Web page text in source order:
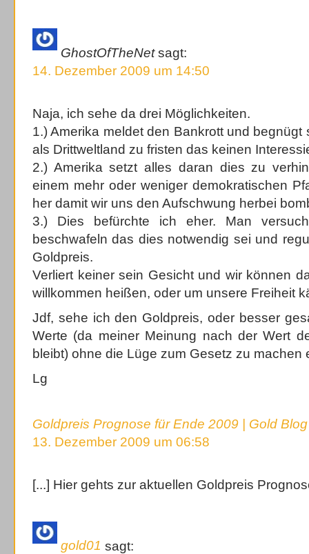
GhostOfTheNet sagt:
14. Dezember 2009 um 14:50
Naja, ich sehe da drei Möglichkeiten.
1.) Amerika meldet den Bankrott und begnügt
als Drittweltland zu fristen das keinen
2.) Amerika setzt alles daran dies zu
einem mehr oder weniger demokratischen
her damit wir uns den Aufschwung herbei
3.) Dies befürchte ich eher. Man
beschwafeln das dies notwendig sei und
Goldpreis.
Verliert keiner sein Gesicht und wir können
willkommen heißen, oder um unsere Freiheit
Jdf, sehe ich den Goldpreis, oder besser
Werte (da meiner Meinung nach der Wert
bleibt) ohne die Lüge zum Gesetz zu machen
Lg
Goldpreis Prognose für Ende 2009 | Gold Blog
13. Dezember 2009 um 06:58
[...] Hier gehts zur aktuellen Goldpreis
gold01 sagt: